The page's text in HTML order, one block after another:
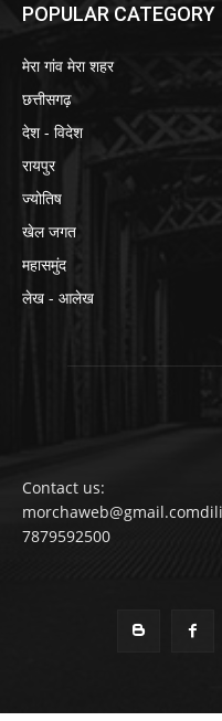
POPULAR CATEGORY
मेरा गांव मेरा शहर
छत्तीसगढ़
देश - विदेश
रायपुर
ज्योतिष
खेल जगत
महासमुंद
लेख - आलेख
Contact us:
7879592500